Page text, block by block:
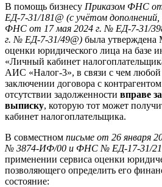
В помощь бизнесу Приказом ФНС
ЕД-7-31/181@ (с учётом дополнений,
ФНС от 17 мая 2024 г. № ЕД-7-31/
г. № ЕД-7-31/49@) была утверждена
оценки юридического лица на базе
«Личный кабинет
АИС «Налог-3», в связи с чем
заключении договора с
отсутствии задолженности вправе
выписку, которую тот может
кабинет налогоплательщика.
В совместном письме от 26 января
№ 3874-ИФ/00 и ФНС № ЕД-17-31/
применении сервиса оценки
позволяющего определить его
состояние: